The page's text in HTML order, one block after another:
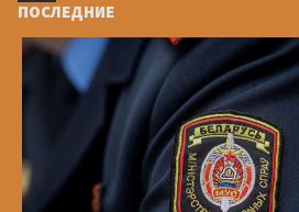
ПОСЛЕДНИЕ